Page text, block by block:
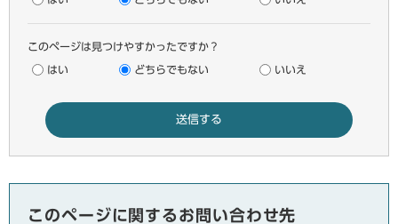
このページは見つけやすかったですか？
はい どちらでもない いいえ
このページに関するお問い合わせ先